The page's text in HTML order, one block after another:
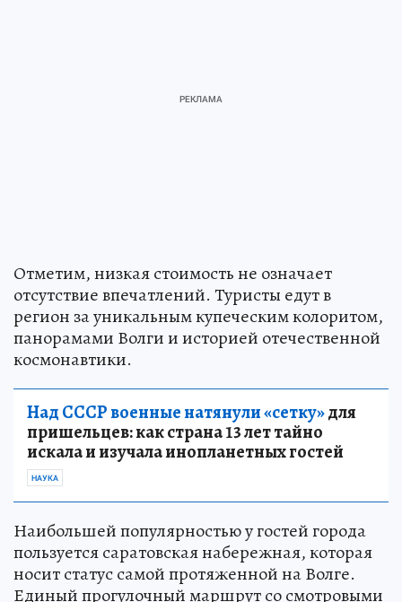
Отметим, низкая стоимость не означает
отсутствие впечатлений. Туристы едут в
регион за уникальным купеческим колоритом,
панорамами Волги и историей отечественной
космонавтики.
Над СССР военные натянули «сетку»для
пришельцев: как страна 13 лет тайно
искала и изучала инопланетных гостей
НАУКА
Наибольшей популярностью у гостей города
пользуется саратовская набережная, которая
носит статус самой протяженной на Волге.
Единый прогулочный маршрут со смотровыми